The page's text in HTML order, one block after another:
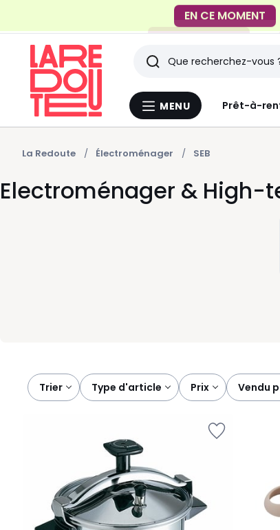
EN CE MOMENT
Menu
MENU Prêt-à-
Rechercher
Derniers
articles
vus
La Redoute Électroménager SEB
Electroménager & High-
Trier type d'article prix vendu